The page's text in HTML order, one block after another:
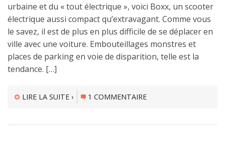
urbaine et du « tout électrique », voici Boxx, un scooter
électrique aussi compact qu’extravagant. Comme vous
le savez, il est de plus en plus difficile de se déplacer en
ville avec une voiture. Embouteillages monstres et
places de parking en voie de disparition, telle est la
tendance. […]
LIRE LA SUITE › 1 COMMENTAIRE